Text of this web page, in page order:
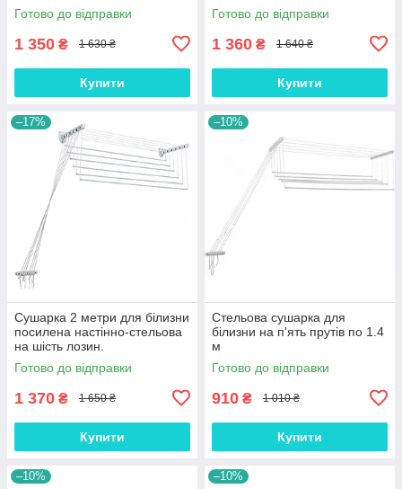
Готово до відправки
1 350 ₴ 1 630 ₴
Купити
Готово до відправки
1 360 ₴ 1 640 ₴
Купити
–17%
Сушарка 2 метри для білизни
посилена настінно-стельова
на шість лозин.
Готово до відправки
1 370 ₴ 1 650 ₴
Купити
–10%
Стельова сушарка для
білизни на п'ять прутів по 1.4
м
Готово до відправки
910 ₴ 1 010 ₴
Купити
–10% –10%